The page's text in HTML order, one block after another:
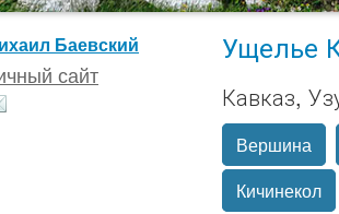
Баевский
сайт
Ущелье
Кавказ,
Вершина
Кичинекол